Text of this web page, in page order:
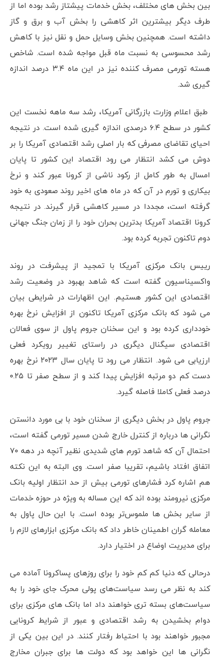
بین بخش های مختلف، بخش خدمات پیشتاز رشد بوده اما از
طرف دیگر بیشترین اثر کاهشی را بخش آب و برق و گاز
داشته است. همچنین بخش وسایل حمل و نقل نیز با کاهش
رشد محسوسی به نسبت ماه قبل مواجه شده است. شاخص
هسته تورمی مصرف کننده نیز در این ماه ۳.۴ درصد اندازه
گیری شد.
طبق اعلام وزارت بازرگانی آمریکا، رشد سه ماهه نخست این
کشور در سطح ۶.۴ درصدی اندازه گیری شده است. در نتیجه
احیای تقاضای مصرفی که بار اصلی رشد اقتصادی آمریکا را بر
دوش می کشد انتظار می رود اقتصاد این کشور تا پایان
امسال به طور کامل از رکود ناشی از کرونا عبور کند و نرخ
بیکاری و تورم در آن که در ماه های اخیر روند صعودی به خود
گرفته است، مجددا در مسیر کاهشی قرار گیرند. در نتیجه
کرونا اقتصاد آمریکا بدترین بحران خود را از زمان جنگ جهانی
دوم تاکنون تجربه کرده بود.
رییس بانک مرکزی آمریکا با تمجید از پیشرفت در روند
واکسیناسیون گفته است که شاهد بهبود در وضعیت رشد
اقتصادی این کشور هستیم. این اظهارات در شرایطی بیان
می شود که بانک مرکزی آمریکا تاکنون از افزایش نرخ بهره
خودداری کرده بود و این سخنان جروم پاول از سوی فعالان
اقتصادی سیگنال دیگری در راستای تغییر رویکرد فعلی
ارزیابی می شود. انتظار می رود تا پایان سال ۲۰۲۳ نرخ بهره
دست کم دو مرتبه افزایش پیدا کند و از سطح صفر تا ۰.۲۵
درصد فعلی کاملا فاصله گیرد.
جروم پاول در بخش دیگری از سخنان خود با بی مورد دانستن
نگرانی ها درباره از کنترل خارج شدن مسیر تورمی گفته است،
احتمال آن که شاهد تورم های شدیدی نظیر آنچه در دهه ۷۰
اتفاق افتاد باشیم، تقریبا صفر است. وی البته به این نکته
هم اشاره کرد فشارهای تورمی بیش از حد انتظار اولیه بانک
مرکزی نیرومند بوده اند که این مساله به ویژه در حوزه خدمات
از سایر بخش ها ملموس‌تر بوده است. با این حال پاول به
معامله گران اطمینان خاطر داد که بانک مرکزی ابزارهای لازم را
برای مدیریت اوضاع در اختیار دارد.
درحالی که دنیا کم کم خود را برای روزهای پساکرونا آماده می
کند به نظر می رسد سیاست‌های پولی محرک جای خود را به
سیاست‌های بسته تری خواهند داد اما بانک های مرکزی برای
دوام بخشیدن به رشد اقتصادی و عبور از شرایط کرونایی
مجبور خواهند بود با احتیاط رفتار کنند. در این بین یکی از
نگرانی ها این خواهد بود که دولت ها برای جبران مخارج